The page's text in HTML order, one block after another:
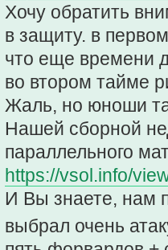
Хочу обратить
в защиту. в
что еще времени
во втором тайме
Жаль, но юноши
Нашей сборной
параллельного
https://vsol.info/
И Вы знаете, нам
выбрал очень